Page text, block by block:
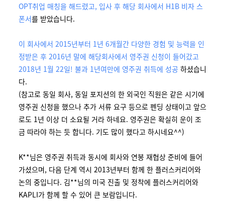
OPT취업 매칭을 해드렸고, 입사 후 해당 회사에서 H1B 비자 스
폰서를 받았습니다.
이 회사에서 2015년부터 1년 6개월간 다양한 경험 및 능력을 인
정받은 후 2016년 말에 해당회사에서 영주권 신청이 들어갔고
2018년 1월 22일! 불과 1년여만에 영주권 취득에 성공 하셨습니
다.
(참고로 동일 회사, 동일 포지션의 한 외국인 직원은 같은 시기에
영주권 신청을 했으나 추가 서류 요구 등으로 펜딩 상태이고 앞으
로도 1년 이상 더 소요될 거라 하네요. 영주권은 확실히 운이 조
금 따라야 하는 듯 합니다. 기도 많이 했다고 하시네요^^)
K**님은 영주권 취득과 동시에 회사와 연봉 재협상 준비에 들어
가셨으며, 다음 단계 역시 2013년부터 함께 한 플러스커리어와
논의 중입니다. 김**님의 미국 진출 및 정착에 플러스커리어와
KAPLI가 함께 할 수 있어 큰 보람입니다.